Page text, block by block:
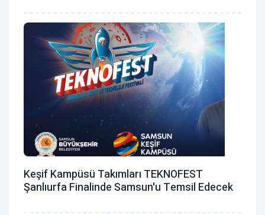
Keşif Kampüsü Takımları TEKNOFEST
Şanlıurfa Finalinde Samsun'u Temsil Edecek